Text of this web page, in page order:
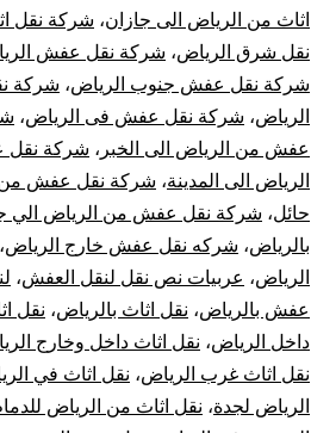
اثاث من الرياض الى جازان، شركة نقل
نقل شرق الرياض، شركة نقل عفش
شركة نقل عفش جنوب الرياض، شركة
الرياض، شركة نقل عفش فى الرياض،
عفش من الرياض الى الخبر ، شركة نقل
الرياض الى المدينة، شركة نقل عفش من
حائل، شركة نقل عفش من الرياض الي
بالرياض، شركه نقل عفش خارج الرياض،
الرياض، عربيات نص نقل لنقل العفش،
عفش بالرياض، نقل اثاث بالرياض، نقل
داخل الرياض، نقل اثاث داخل وخارج
نقل اثاث غرب الرياض، نقل اثاث في
الرياض لجدة، نقل اثاث من الرياض